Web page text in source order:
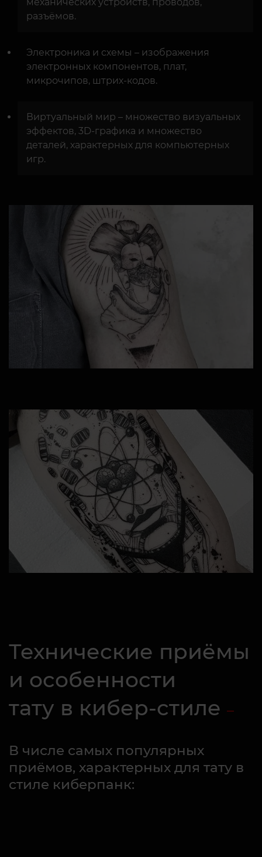
механических устройств, проводов,
разъёмов.
Электроника и схемы – изображения
электронных компонентов, плат,
микрочипов, штрих-кодов.
Виртуальный мир – множество визуальных
эффектов, 3D-графика и множество
деталей, характерных для компьютерных
игр.
Технические приёмы
и особенности
тату в кибер-стиле
В числе самых популярных
приёмов, характерных для тату в
стиле киберпанк: